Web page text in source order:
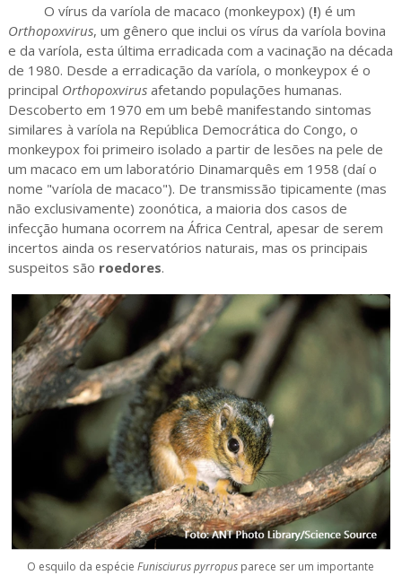
O vírus da varíola de macaco (monkeypox) (!) é um
Orthopoxvirus, um gênero que inclui os vírus da varíola bovina
e da varíola, esta última erradicada com a vacinação na década
de 1980. Desde a erradicação da varíola, o monkeypox é o
principal Orthopoxvirusafetando populações humanas.
Descoberto em 1970 em um bebê manifestando sintomas
similares à varíola na República Democrática do Congo, o
monkeypox foi primeiro isolado a partir de lesões na pele de
um macaco em um laboratório Dinamarquês em 1958 (daí o
nome "varíola de macaco"). De transmissão tipicamente (mas
não exclusivamente) zoonótica, a maioria dos casos de
infecção humana ocorrem na África Central, apesar de serem
incertos ainda os reservatórios naturais, mas os principais
suspeitos são roedores.
O esquilo da espécieFunisciurus pyrropus parece ser um importante